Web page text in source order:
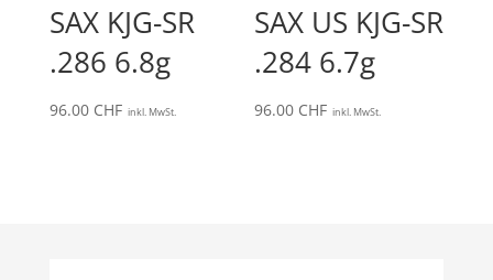
SAX KJG-SR
.286 6.8g
96.00 CHF inkl. MwSt.
SAX US KJG-SR
.284 6.7g
96.00 CHF inkl. MwSt.